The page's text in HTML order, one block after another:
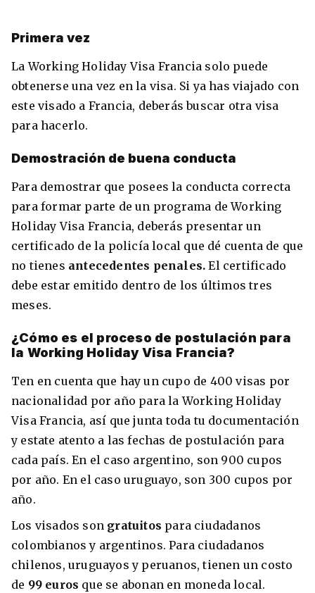
Primera vez
La Working Holiday Visa Francia solo puede
obtenerse una vez en la visa. Si ya has viajado con
este visado a Francia, deberás buscar otra visa
para hacerlo.
Demostración de buena conducta
Para demostrar que posees la conducta correcta
para formar parte de un programa de Working
Holiday Visa Francia, deberás presentar un
certificado de la policía local que dé cuenta de que
no tienes antecedentes penales.El certificado
debe estar emitido dentro de los últimos tres
meses.
¿Cómo es el proceso de postulación para
la Working Holiday Visa Francia?
Ten en cuenta que hay un cupo de 400 visas por
nacionalidad por año para la Working Holiday
Visa Francia, así que junta toda tu documentación
y estate atento a las fechas de postulación para
cada país. En el caso argentino, son 900 cupos
por año. En el caso uruguayo, son 300 cupos por
año.
Los visados son gratuitos para ciudadanos
colombianos y argentinos. Para ciudadanos
chilenos, uruguayos y peruanos, tienen un costo
de 99 euros que se abonan en moneda local.